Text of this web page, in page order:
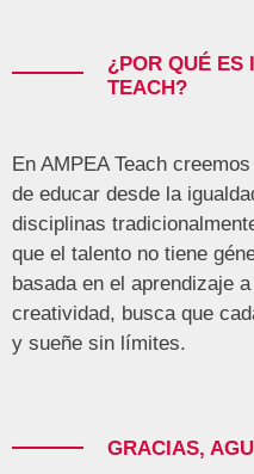
¿POR QUÉ ES
TEACH?
En AMPEA Teach
de educar desde la
disciplinas
que el talento no tiene
basada en el aprendizaje
creatividad, busca que
y sueñe sin límites.
GRACIAS,